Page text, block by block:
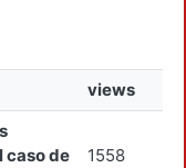
views
caso de
1558